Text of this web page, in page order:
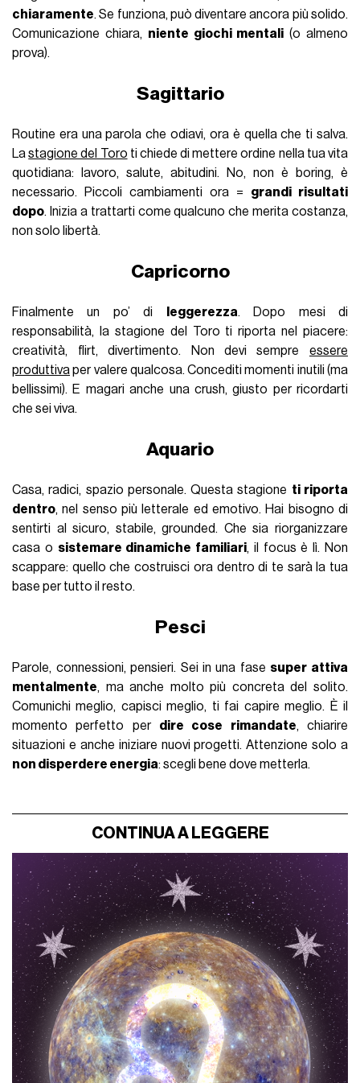
chiaramente. Se funziona, può diventare ancora più solido.
Comunicazione chiara, niente giochi mentali (o almeno
prova).
Sagittario
Routine era una parola che odiavi, ora è quella che ti salva.
Lastagione del Toro ti chiede di mettere ordine nella tua vita
quotidiana: lavoro, salute, abitudini. No, non è boring, è
necessario. Piccoli cambiamenti ora = grandi risultati
dopo. Inizia a trattarti come qualcuno che merita costanza,
non solo libertà.
Capricorno
Finalmente un po’ di leggerezza. Dopo mesi di
responsabilità, la stagione del Toro ti riporta nel piacere:
creatività, flirt, divertimento. Non devi sempre essere
produttivaper valere qualcosa. Concediti momenti inutili (ma
bellissimi). E magari anche una crush, giusto per ricordarti
che sei viva.
Aquario
Casa, radici, spazio personale. Questa stagione ti riporta
dentro, nel senso più letterale ed emotivo. Hai bisogno di
sentirti al sicuro, stabile, grounded. Che sia riorganizzare
casa o sistemare dinamiche familiari, il focus è lì. Non
scappare: quello che costruisci ora dentro di te sarà la tua
base per tutto il resto.
Pesci
Parole, connessioni, pensieri. Sei in una fase super attiva
mentalmente, ma anche molto più concreta del solito.
Comunichi meglio, capisci meglio, ti fai capire meglio. È il
momento perfetto per dire cose rimandate, chiarire
situazioni e anche iniziare nuovi progetti. Attenzione solo a
non disperdere energia: scegli bene dove metterla.
CONTINUA A LEGGERE